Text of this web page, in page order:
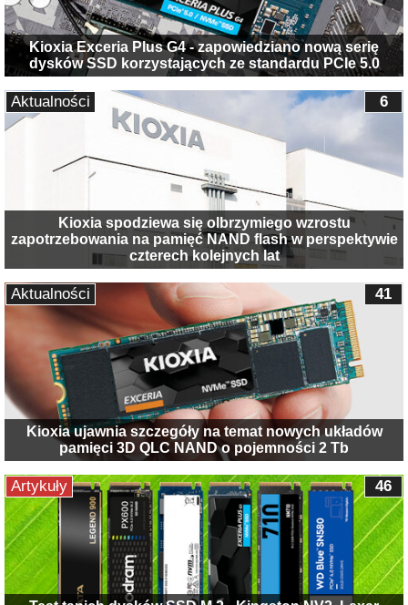
Kioxia Exceria Plus G4 - zapowiedziano nową serię
dysków SSD korzystających ze standardu PCIe 5.0
Kioxia spodziewa się olbrzymiego wzrostu
zapotrzebowania na pamięć NAND flash w perspektywie
czterech kolejnych lat
6
Aktualności
Kioxia ujawnia szczegóły na temat nowych układów
pamięci 3D QLC NAND o pojemności 2 Tb
41
Aktualności
46
Artykuły